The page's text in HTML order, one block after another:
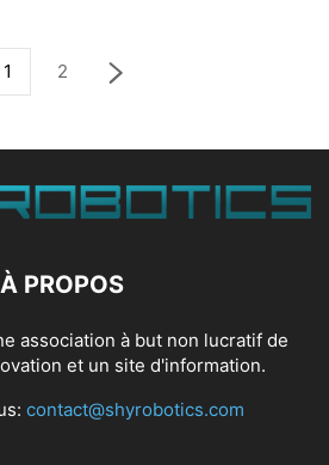
1 2
À PROPOS
association à but non lucratif de
et un site d'information.
contact@shyrobotics.com